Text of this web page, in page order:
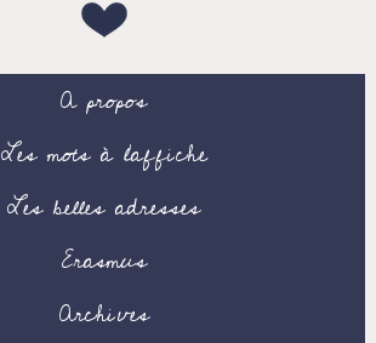
A propos
Les mots à l’affiche
Les belles adresses
Erasmus
Archives